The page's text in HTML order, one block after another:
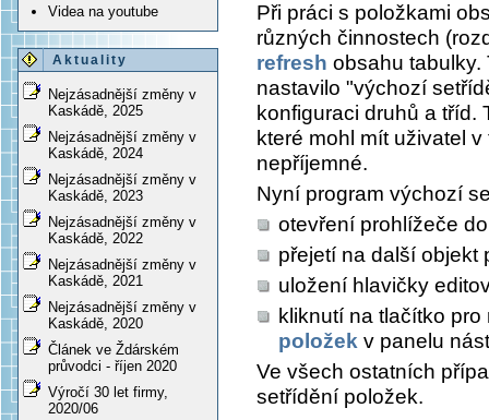
Videa na youtube
Aktuality
Nejzásadnější změny v
Kaskádě, 2025
Nejzásadnější změny v
Kaskádě, 2024
Nejzásadnější změny v
Kaskádě, 2023
Nejzásadnější změny v
Kaskádě, 2022
Nejzásadnější změny v
Kaskádě, 2021
Nejzásadnější změny v
Kaskádě, 2020
Článek ve Ždárském
průvodci - říjen 2020
Výročí 30 let firmy,
2020/06
Při práci s položkami
různých činnostech
refresh obsahu tabulky.
nastavilo "výchozí
konfiguraci druhů a
které mohl mít uživatel
nepříjemné.
Nyní program výchozí
otevření prohlížeče
přejetí na další objekt
uložení hlavičky
kliknutí na tlačítko
položek v panelu
Ve všech ostatních
setřídění položek.